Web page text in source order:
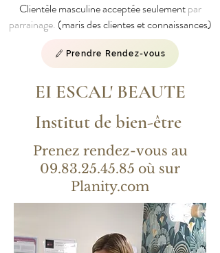
Clientèle masculine acceptée seulementpar
parrainage. (maris des clientes et connaissances)
Prendre Rendez-vous
EI ESCAL' BEAUTE
Institut de bien-être
Prenez rendez-vous au
09.83.25.45.85 où sur
Planity.com